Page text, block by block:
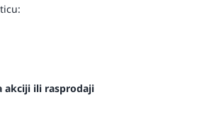
akciji ili rasprodaji